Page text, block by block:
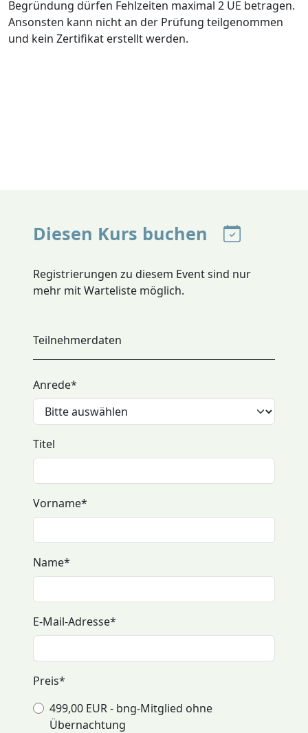
Begründung dürfen Fehlzeiten maximal 2 UE betragen.
Ansonsten kann nicht an der Prüfung teilgenommen
und kein Zertifikat erstellt werden.
Diesen Kurs buchen
Registrierungen zu diesem Event sind nur
mehr mit Warteliste möglich.
Teilnehmerdaten
Anrede*
Titel
Vorname*
Name*
E-Mail-Adresse*
Preis*
499,00 EUR - bng-Mitglied ohne
Übernachtung